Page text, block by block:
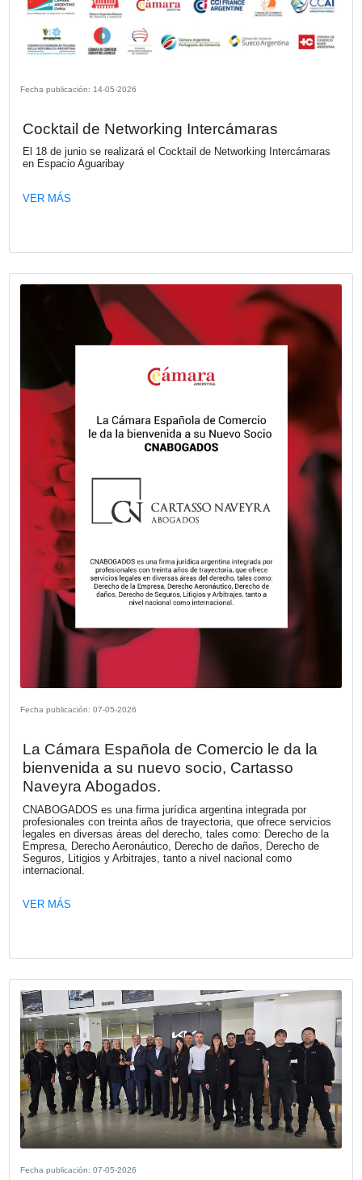
Fecha publicación: 21-05-2026
La Cámara Española de Comercio le
bienvenida a su nuevo socio, CABIFY.
Movilidad eficiente con sello español.
VER MÁS
Fecha publicación: 18-05-2026
Webinar "De la Promesa al Impacto:
hacer que la IA funcione en la
Los invitamos a participar del Webinar organizado por
Argentina sobre a la adopción de inteligencia artificial